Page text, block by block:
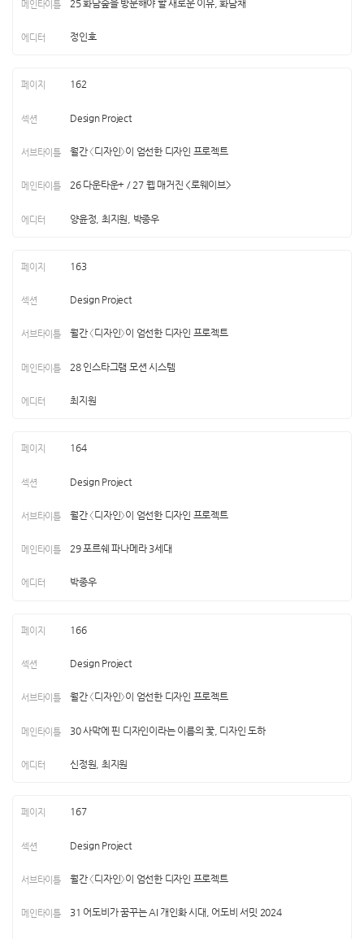
25 화담숲을 방문해야 할 새로운 이유, 화담채
정인호
162
Design Project
월간 〈디자인〉이 엄선한 디자인 프로젝트
26 다운타운+ / 27 웹 매거진 <로웨이브>
양윤정, 최지원, 박종우
163
Design Project
월간 〈디자인〉이 엄선한 디자인 프로젝트
28 인스타그램 모션 시스템
최지원
164
Design Project
월간 〈디자인〉이 엄선한 디자인 프로젝트
29 포르쉐 파나메라 3세대
박종우
166
Design Project
월간 〈디자인〉이 엄선한 디자인 프로젝트
30 사막에 핀 디자인이라는 이름의 꽃, 디자인 도하
신정원, 최지원
167
Design Project
월간 〈디자인〉이 엄선한 디자인 프로젝트
31 어도비가 꿈꾸는 AI 개인화 시대, 어도비 서밋 2024